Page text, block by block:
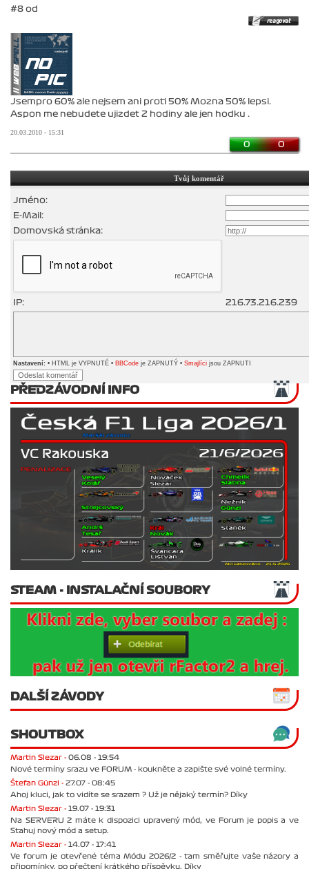
#8 od
Jsempro 60% ale nejsem ani proti 50% Mozna 50% lepsi.
Aspon me nebudete ujizdet 2 hodiny ale jen hodku .
20.03.2010 - 15:31
0 0
Tvůj komentář
Jméno:
E-Mail:
Domovská stránka:
IP: 216.73.216.239
Nastavení: • HTML je VYPNUTÉ • BBCode je ZAPNUTÝ • Smajlíci jsou ZAPNUTI
PŘEDZÁVODNÍ INFO
STEAM - INSTALAČNÍ SOUBORY
DALŠÍ ZÁVODY
SHOUTBOX
Martin Slezar - 06.08 - 19:54
Nové termíny srazu ve FORUM - koukněte a zapište své volné termíny.
Štefan Günzl - 27.07 - 08:45
Ahoj kluci, jak to vidíte se srazem ? Už je nějaký termín? Díky
Martin Slezar - 19.07 - 19:31
Na SERVERU 2 máte k dispozici upravený mód, ve Forum je popis a ve
Stahuj nový mód a setup.
Martin Slezar - 14.07 - 17:41
Ve forum je otevřené téma Módu 2026/2 - tam směřujte vaše názory a
připomínky, po přečtení krátkého příspěvku. Díky